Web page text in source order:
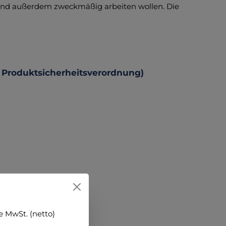
außerdem zweckmäßig arbeiten wollen. Die
MwSt. (netto)